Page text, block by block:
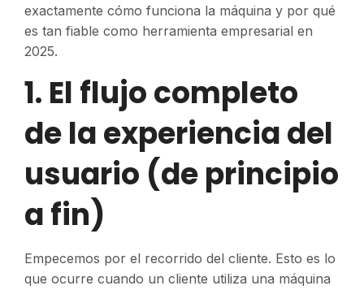
exactamente cómo funciona la máquina y por qué
es tan fiable como herramienta empresarial en
2025.
1. El flujo completo
de la experiencia del
usuario (de principio
a fin)
Empecemos por el recorrido del cliente. Esto es lo
que ocurre cuando un cliente utiliza una máquina